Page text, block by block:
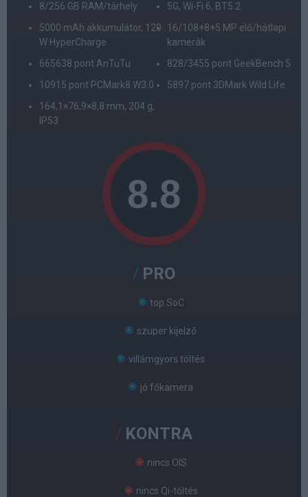
8/256 GB RAM/tárhely
5G, Wi-Fi 6, BT5.2
5000 mAh akkumulátor, 120
W HyperCharge
16/108+8+5 MP elő/hátlapi
kamerák
665638 pont AnTuTu
828/3455 pont GeekBench 5
10915 pont PCMark8 W3.0
5897 pont 3DMark Wild Life
164,1×76,9×8,8 mm, 204 g,
IP53
PRO
top SoC
szuper kijelző
villámgyors töltés
jó főkamera
KONTRA
nincs OIS
nincs Qi-töltés